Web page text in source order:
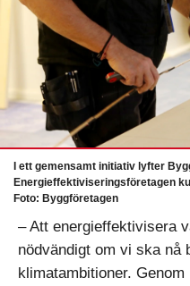
I ett gemensamt initiativ lyfter
Energieffektiviseringsföretagen
Foto: Byggföretagen
– Att energieffektivisera
nödvändigt om vi ska nå
klimatambitioner.